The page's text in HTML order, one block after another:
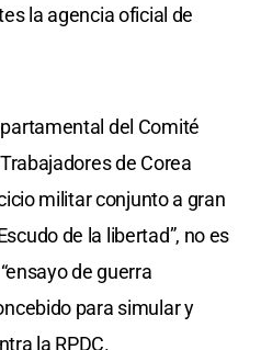
la agencia oficial de
del Comité
de Corea
militar conjunto a gran
de la libertad”, no es
de guerra
para simular y
la RPDC.